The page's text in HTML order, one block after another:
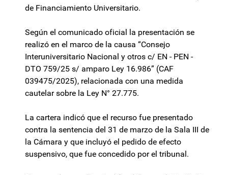
de Financiamiento Universitario.
Según el comunicado oficial la presentación se
realizó en el marco de la causa “Consejo
Interuniversitario Nacional y otros c/ EN - PEN -
DTO 759/25 s/ amparo Ley 16.986” (CAF
039475/2025), relacionada con una medida
cautelar sobre la Ley N° 27.775.
La cartera indicó que el recurso fue presentado
contra la sentencia del 31 de marzo de la Sala III de
la Cámara y que incluyó el pedido de efecto
suspensivo, que fue concedido por el tribunal.